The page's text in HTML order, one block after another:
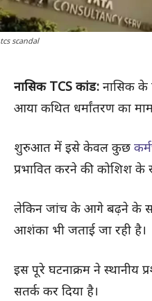
tcs scandal
नासिक TCS कांड: नासिक
आया कथित धर्मांतरण का
शुरुआत में इसे केवल कुछ
प्रभावित करने की कोशिश के
लेकिन जांच के आगे बढ़ने के
आशंका भी जताई जा रही है।
इस पूरे घटनाक्रम ने स्थानीय
सतर्क कर दिया है।